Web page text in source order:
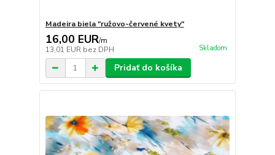
Madeira biela "ružovo-červené kvety"
16,00 EUR/m
13,01 EUR bez DPH Skladom
Pridať do košíka